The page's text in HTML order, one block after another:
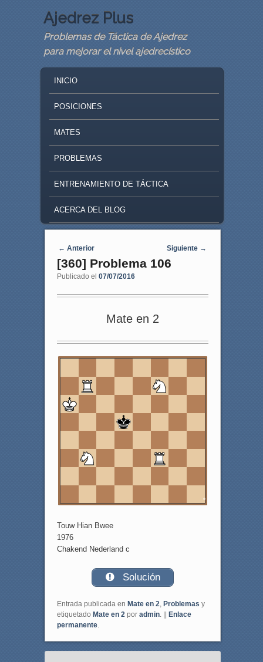
Ajedrez Plus
Problemas de Táctica de Ajedrez
para mejorar el nivel ajedrecístico
SKIP TO PRIMARY CONTENT
SKIP TO SECONDARY CONTENT
INICIO
POSICIONES
MATES
PROBLEMAS
ENTRENAMIENTO DE TÁCTICA
ACERCA DEL BLOG
Navegaci�n de entradas
← Anterior Siguiente →
[360] Problema 106
Publicado el 07/07/2016
Mate en 2
Touw Hian Bwee
1976
Chakend Nederland c
Solución
Entrada publicada en Mate en 2, Problemas y
etiquetado Mate en 2por admin. ||
Enlace
permanente.